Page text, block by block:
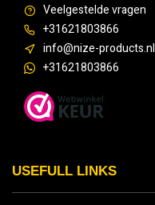
Veelgestelde vragen
+31621803866
info@nize-products.nl
+31621803866
USEFULL LINKS